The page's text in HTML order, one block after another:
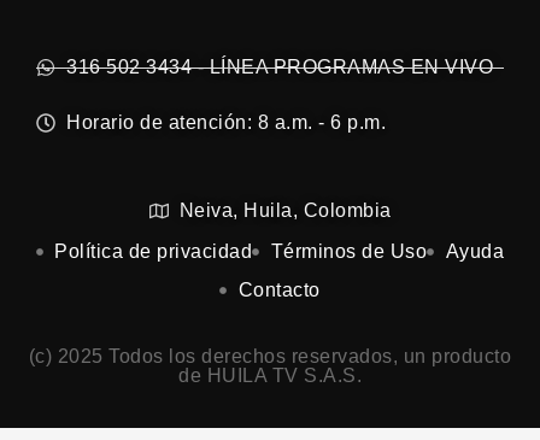
316 502 3434 - LÍNEA PROGRAMAS EN VIVO
Horario de atención: 8 a.m. - 6 p.m.
Neiva, Huila, Colombia
Política de privacidad
Términos de Uso
Ayuda
Contacto
(c) 2025 Todos los derechos reservados, un producto
de HUILA TV S.A.S.